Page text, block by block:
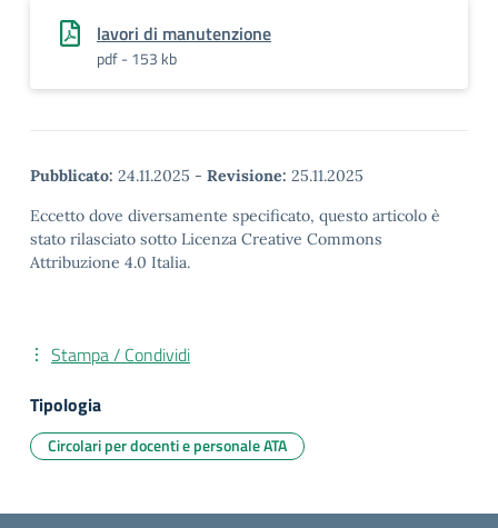
lavori di manutenzione
pdf - 153 kb
Pubblicato: 24.11.2025 - Revisione: 25.11.2025
Eccetto dove diversamente specificato, questo articolo è
stato rilasciato sotto Licenza Creative Commons
Attribuzione 4.0 Italia.
Stampa / Condividi
Tipologia
Circolari per docenti e personale ATA